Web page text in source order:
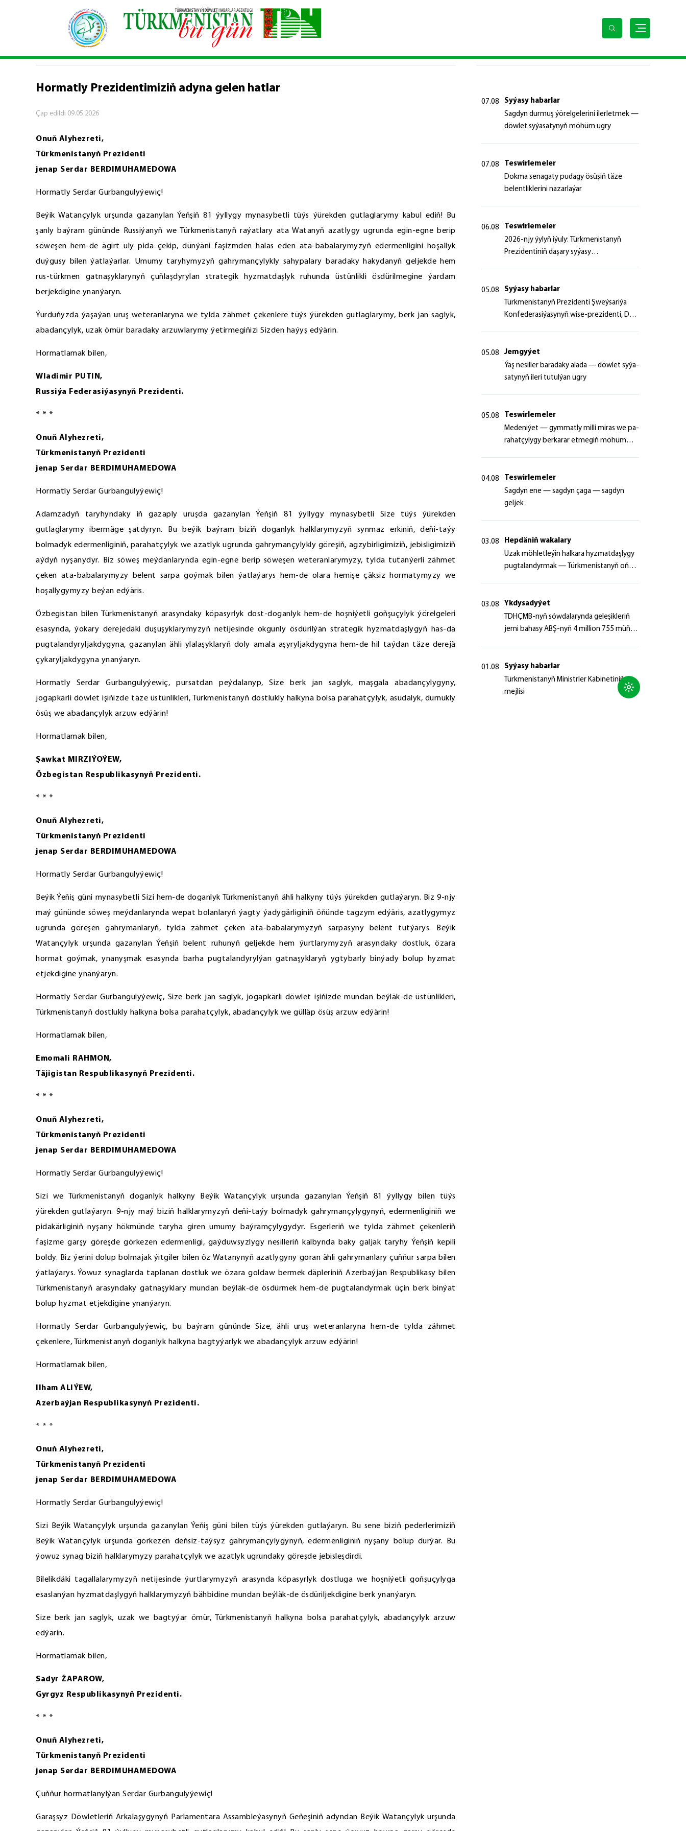
Baş sahypa \ Syýasy habarlar \ Hormatly Prezidentimiziň adyna gelen hatlar
SYÝASY HABARLAR
Hormatly Prezidentimiziň adyna gelen hatlar
Çap edildi 09.05.2026
Onuň Alyhezreti,
Türkmenistanyň Prezidenti
jenap Serdar BERDIMUHAMEDOWA
Hormatly Serdar Gurbangulyýewiç!
Beýik Watançylyk urşunda gazanylan Ýeňşiň 81 ýyllygy mynasybetli tüýs ýürekden gutlaglarymy kabul ediň! Bu
şanly baýram gününde Russiýanyň we Türkmenistanyň raýatlary ata Watanyň azatlygy ugrunda egin-egne berip
söweşen hem-de ägirt uly pida çekip, dünýäni faşizmden halas eden ata-babalarymyzyň edermenligini hoşallyk
duýgusy bilen ýatlaýarlar. Umumy taryhymyzyň gahrymançylykly sahypalary baradaky hakydanyň geljekde hem
rus-türkmen gatnaşyklarynyň çuňlaşdyrylan strategik hyzmatdaşlyk ruhunda üstünlikli ösdürilmegine ýardam
berjekdigine ynanýaryn.
Ýurduňyzda ýaşaýan uruş weteranlaryna we tylda zähmet çekenlere tüýs ýürekden gutlaglarymy, berk jan saglyk,
abadançylyk, uzak ömür baradaky arzuwlarymy ýetirmegiňizi Sizden haýyş edýärin.
Hormatlamak bilen,
Wladimir PUTIN,
Russiýa Federasiýasynyň Prezidenti.
* * *
Onuň Alyhezreti,
Türkmenistanyň Prezidenti
jenap Serdar BERDIMUHAMEDOWA
Hormatly Serdar Gurbangulyýewiç!
Adamzadyň taryhyndaky iň gazaply uruşda gazanylan Ýeňşiň 81 ýyllygy mynasybetli Size tüýs ýürekden
gutlaglarymy ibermäge şatdyryn. Bu beýik baýram biziň doganlyk halklarymyzyň synmaz erkiniň, deňi-taýy
bolmadyk edermenliginiň, parahatçylyk we azatlyk ugrunda gahrymançylykly göreşiň, agzybirligimiziň, jebisligimiziň
aýdyň nyşanydyr. Biz söweş meýdanlarynda egin-egne berip söweşen weteranlarymyzy, tylda tutanýerli zähmet
çeken ata-babalarymyzy belent sarpa goýmak bilen ýatlaýarys hem-de olara hemişe çäksiz hormatymyzy we
hoşallygymyzy beýan edýäris.
Özbegistan bilen Türkmenistanyň arasyndaky köpasyrlyk dost-doganlyk hem-de hoşniýetli goňşuçylyk ýörelgeleri
esasynda, ýokary derejedäki duşuşyklarymyzyň netijesinde okgunly ösdürilýän strategik hyzmatdaşlygyň has-da
pugtalandyryljakdygyna, gazanylan ähli ylalaşyklaryň doly amala aşyryljakdygyna hem-de hil taýdan täze derejä
çykaryljakdygyna ynanýaryn.
Hormatly Serdar Gurbangulyýewiç, pursatdan peýdalanyp, Size berk jan saglyk, maşgala abadançylygyny,
jogapkärli döwlet işiňizde täze üstünlikleri, Türkmenistanyň dostlukly halkyna bolsa parahatçylyk, asudalyk, durnukly
ösüş we abadançylyk arzuw edýärin!
Hormatlamak bilen,
Şawkat MIRZIÝOÝEW,
Özbegistan Respublikasynyň Prezidenti.
* * *
Onuň Alyhezreti,
Türkmenistanyň Prezidenti
jenap Serdar BERDIMUHAMEDOWA
Hormatly Serdar Gurbangulyýewiç!
Beýik Ýeňiş güni mynasybetli Sizi hem-de doganlyk Türkmenistanyň ähli halkyny tüýs ýürekden gutlaýaryn. Biz 9-njy
maý gününde söweş meýdanlarynda wepat bolanlaryň ýagty ýadygärliginiň öňünde tagzym edýäris, azatlygymyz
ugrunda göreşen gahrymanlaryň, tylda zähmet çeken ata-babalarymyzyň sarpasyny belent tutýarys. Beýik
Watançylyk urşunda gazanylan Ýeňşiň belent ruhunyň geljekde hem ýurtlarymyzyň arasyndaky dostluk, özara
hormat goýmak, ynanyşmak esasynda barha pugtalandyrylýan gatnaşyklaryň ygtybarly binýady bolup hyzmat
etjekdigine ynanýaryn.
Hormatly Serdar Gurbangulyýewiç, Size berk jan saglyk, jogapkärli döwlet işiňizde mundan beýläk-de üstünlikleri,
Türkmenistanyň dostlukly halkyna bolsa parahatçylyk, abadançylyk we gülläp ösüş arzuw edýärin!
Hormatlamak bilen,
Emomali RAHMON,
Täjigistan Respublikasynyň Prezidenti.
* * *
Onuň Alyhezreti,
Türkmenistanyň Prezidenti
jenap Serdar BERDIMUHAMEDOWA
Hormatly Serdar Gurbangulyýewiç!
Sizi we Türkmenistanyň doganlyk halkyny Beýik Watançylyk urşunda gazanylan Ýeňşiň 81 ýyllygy bilen tüýs
ýürekden gutlaýaryn. 9-njy maý biziň halklarymyzyň deňi-taýy bolmadyk gahrymançylygynyň, edermenliginiň we
pidakärliginiň nyşany hökmünde taryha giren umumy baýramçylygydyr. Esgerleriň we tylda zähmet çekenleriň
faşizme garşy göreşde görkezen edermenligi, gaýduwsyzlygy nesilleriň kalbynda baky galjak taryhy Ýeňşiň kepili
boldy. Biz ýerini dolup bolmajak ýitgiler bilen öz Watanynyň azatlygyny goran ähli gahrymanlary çuňňur sarpa bilen
ýatlaýarys. Ýowuz synaglarda taplanan dostluk we özara goldaw bermek däpleriniň Azerbaýjan Respublikasy bilen
Türkmenistanyň arasyndaky gatnaşyklary mundan beýläk-de ösdürmek hem-de pugtalandyrmak üçin berk binýat
bolup hyzmat etjekdigine ynanýaryn.
Hormatly Serdar Gurbangulyýewiç, bu baýram gününde Size, ähli uruş weteranlaryna hem-de tylda zähmet
çekenlere, Türkmenistanyň doganlyk halkyna bagtyýarlyk we abadançylyk arzuw edýärin!
Hormatlamak bilen,
Ilham ALIÝEW,
Azerbaýjan Respublikasynyň Prezidenti.
* * *
Onuň Alyhezreti,
Türkmenistanyň Prezidenti
jenap Serdar BERDIMUHAMEDOWA
Hormatly Serdar Gurbangulyýewiç!
Sizi Beýik Watançylyk urşunda gazanylan Ýeňiş güni bilen tüýs ýürekden gutlaýaryn. Bu sene biziň pederlerimiziň
Beýik Watançylyk urşunda görkezen deňsiz-taýsyz gahrymançylygynyň, edermenliginiň nyşany bolup durýar. Bu
ýowuz synag biziň halklarymyzy parahatçylyk we azatlyk ugrundaky göreşde jebisleşdirdi.
Bilelikdäki tagallalarymyzyň netijesinde ýurtlarymyzyň arasynda köpasyrlyk dostluga we hoşniýetli goňşuçylyga
esaslanýan hyzmatdaşlygyň halklarymyzyň bähbidine mundan beýläk-de ösdüriljekdigine berk ynanýaryn.
Size berk jan saglyk, uzak we bagtyýar ömür, Türkmenistanyň halkyna bolsa parahatçylyk, abadançylyk arzuw
edýärin.
Hormatlamak bilen,
Sadyr ŽAPAROW,
Gyrgyz Respublikasynyň Prezidenti.
* * *
Onuň Alyhezreti,
Türkmenistanyň Prezidenti
jenap Serdar BERDIMUHAMEDOWA
Çuňňur hormatlanylýan Serdar Gurbangulyýewiç!
Garaşsyz Döwletleriň Arkalaşygynyň Parlamentara Assambleýasynyň Geňeşiniň adyndan Beýik Watançylyk urşunda
07.08
Syýasy habarlar
Sagdyn durmuş ýörelgelerini ilerletmek —
döwlet syýasatynyň möhüm ugry
07.08
Teswirlemeler
Dokma senagaty pudagy ösüşiň täze
belentliklerini nazarlaýar
06.08
Teswirlemeler
2026-njy ýylyň iýuly: Türkmenistanyň
Prezidentiniň daşary syýasy
05.08
Syýasy habarlar
Türk­me­nis­ta­nyň Prezidenti Şweý­sa­ri­ýa
Kon­fe­de­ra­si­ýa­sy­nyň wi­se-prezidenti, Da­
05.08
Jemgyýet
Ýaş ne­sil­ler ba­ra­da­ky ala­da — döw­let sy­ýa­
sa­ty­nyň ile­ri tu­tul­ýan ug­ry
05.08
Teswirlemeler
Me­de­ni­ýet — gym­mat­ly milli mi­ras we pa­
ra­hat­çy­ly­gy ber­ka­rar et­me­giň mö­hüm
04.08
Teswirlemeler
Sagdyn ene — sagdyn çaga — sagdyn
geljek
03.08
Hepdäniň wakalary
Uzak möhletleýin halkara hyzmatdaşlygy
pugtalandyrmak — Türkmenistanyň oňyn
03.08
Ykdysadyýet
TDHÇMB-nyň söwdalarynda geleşikleriň
jemi bahasy ABŞ-nyň 4 million 755 müň
01.08
Syýasy habarlar
Türkmenistanyň Ministrler Kabinetiniň
mejlisi